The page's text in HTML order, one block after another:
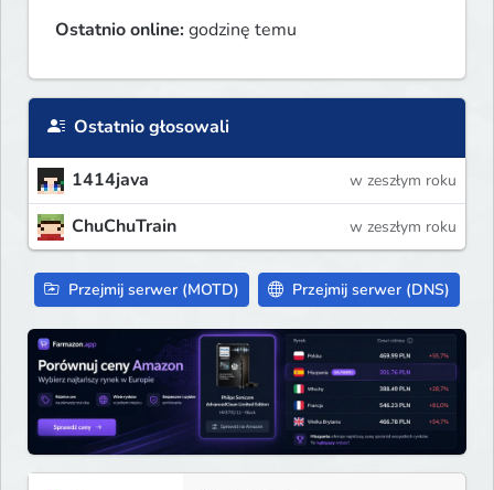
Ostatnio online:godzinę temu
Ostatnio głosowali
1414java w zeszłym roku
ChuChuTrain w zeszłym roku
Przejmij serwer (MOTD) Przejmij serwer (DNS)